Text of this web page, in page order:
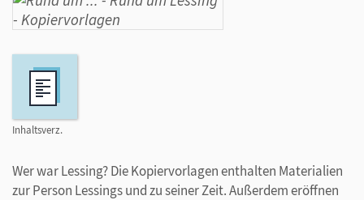
Inhaltsverz.
Wer war Lessing? Die Kopiervorlagen enthalten Materialien
zur Person Lessings und zu seiner Zeit. Außerdem eröffnen